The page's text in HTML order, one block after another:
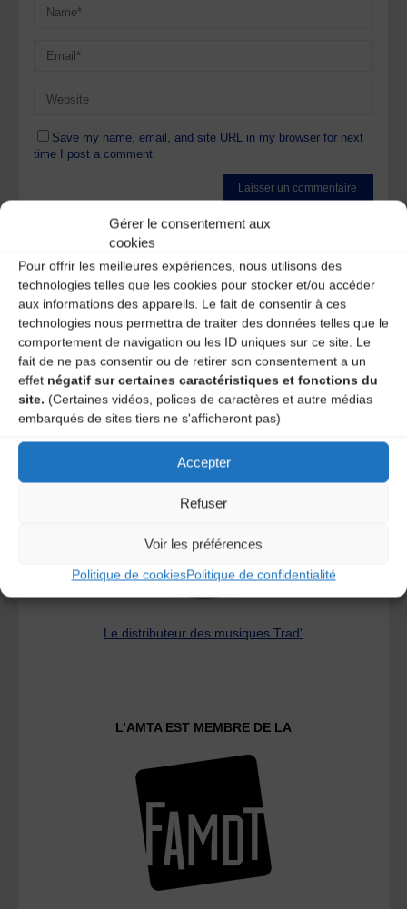
Gérer le consentement aux
cookies
Pour offrir les meilleures expériences, nous utilisons des
technologies telles que les cookies pour stocker et/ou accéder
aux informations des appareils. Le fait de consentir à ces
technologies nous permettra de traiter des données telles que le
comportement de navigation ou les ID uniques sur ce site. Le
fait de ne pas consentir ou de retirer son consentement a un
effet négatif sur certaines caractéristiques et fonctions du
site. (Certaines vidéos, polices de caractères et autre médias
embarqués de sites tiers ne s'afficheront pas)
Accepter
Refuser
Voir les préférences
Politique de cookiesPolitique de confidentialité
Save my name, email, and site URL in my browser for next
time I post a comment.
Ce site utilise Akismet pour réduire les indésirables.
savoir plus sur la façon dont les données de vos
commentaires sont traitées
A DECOUVRIR :
Le distributeur des musiques Trad'
L’AMTA EST MEMBRE DE LA